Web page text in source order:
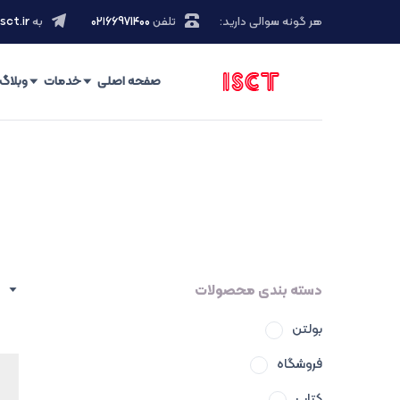
هر گونه سوالی دارید: تلفن ۰۲۱66971400 به
صفحه اصلی خدمات وبلاگ
دسته بندی محصولات
بولتن
فروشگاه